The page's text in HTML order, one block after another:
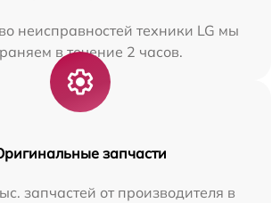
неисправностей техники LG мы
в течение 2 часов.
запчасти
запчастей от производителя в